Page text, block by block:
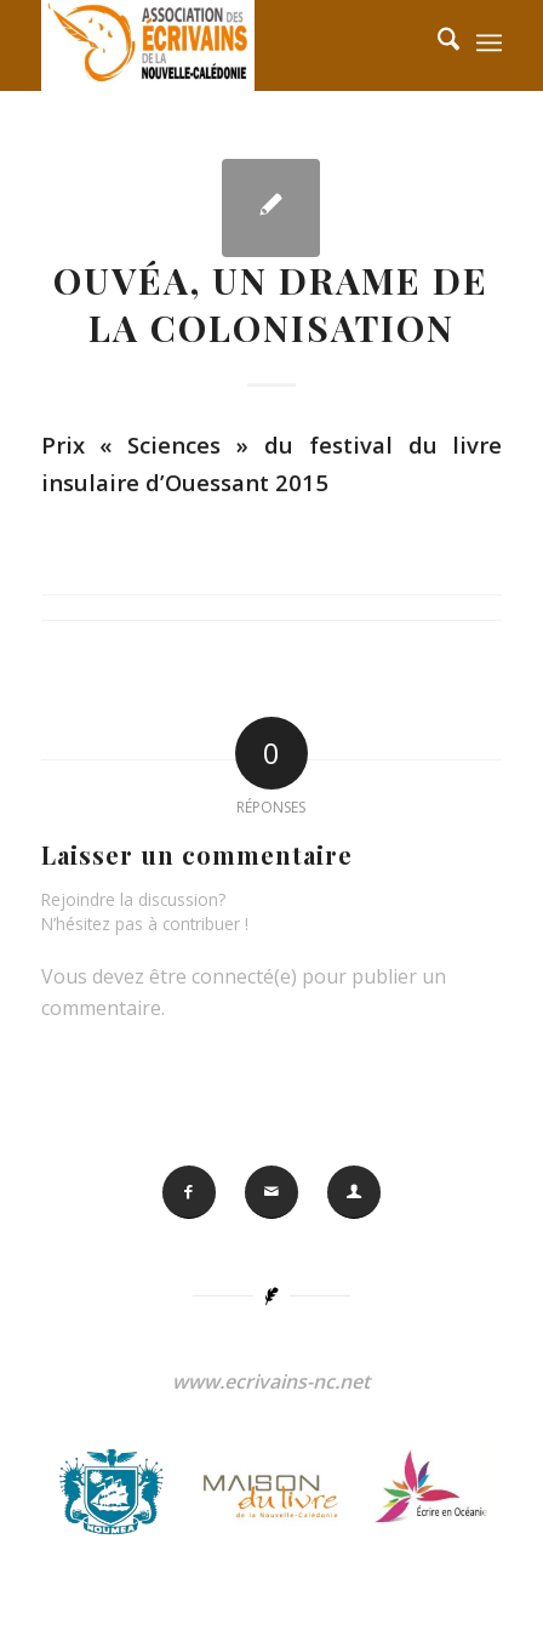
OUVÉA, UN DRAME DE
LA COLONISATION
Prix « Sciences » du festival du livre
insulaire d’Ouessant 2015
0
RÉPONSES
Laisser un commentaire
Rejoindre la discussion?
N’hésitez pas à contribuer !
Vous devez être connecté(e) pour publier un
commentaire.
www.ecrivains-nc.net